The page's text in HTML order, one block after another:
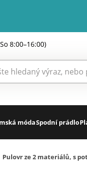
8:00–16:00)
módaSpodní prádlo
Pulovr ze 2 materiálů, s